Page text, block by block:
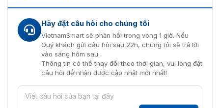
Hãy đặt câu hỏi cho chúng tôi
VietnamSmart sẽ phản hồi trong vòng 1 giờ. Nếu
Quý khách gửi câu hỏi sau 22h, chúng tôi sẽ trả lời
vào sáng hôm sau.
Thông tin có thể thay đổi theo thời gian, vui lòng đặt
câu hỏi để nhận được cập nhật mới nhất!